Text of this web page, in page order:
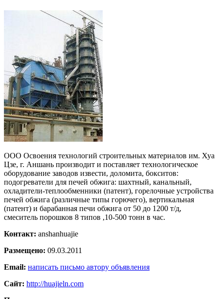
ООО Освоения технологий строительных материалов им. Хуа
Цзе, г. Аншань производит и поставляет технологическое
оборудование заводов извести, доломита, бокситов:
подогреватели для печей обжига: шахтный, канальный,
охладители-теплообменники (патент), горелочные устройства
печей обжига (различные типы горючего), вертикальная
(патент) и барабанная печи обжига от 50 до 1200 т/д,
смеситель порошков 8 типов ,10-500 тонн в час.
Контакт: anshanhuajie
Размещено: 09.03.2011
Email: написать письмо автору объявления
Сайт: http://huajieln.com